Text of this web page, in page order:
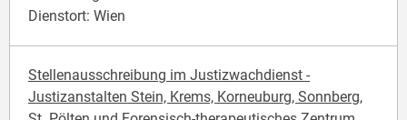
Dienstort: Wien
Stellenausschreibung im Justizwachdienst -
Justizanstalten Stein, Krems, Korneuburg, Sonnberg,